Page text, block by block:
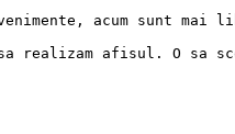
acum sunt mai
realizam afisul. O